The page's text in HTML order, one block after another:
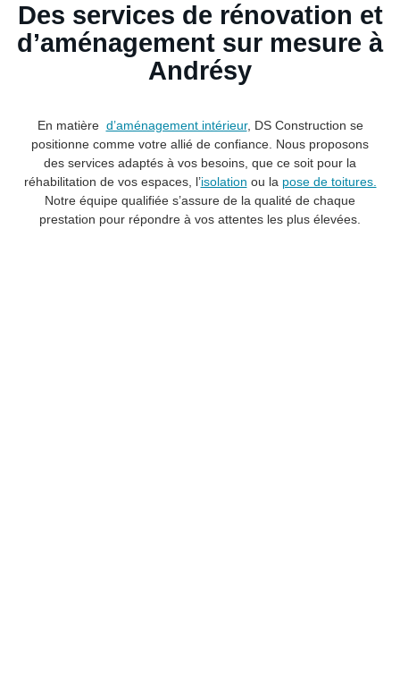
Des services de rénovation et
d’aménagement sur mesure à
Andrésy
En matière d’aménagement intérieur, DS Construction se
positionne comme votre allié de confiance. Nous proposons
des services adaptés à vos besoins, que ce soit pour la
réhabilitation de vos espaces, l’isolation ou la pose de toitures.
Notre équipe qualifiée s’assure de la qualité de chaque
prestation pour répondre à vos attentes les plus élevées.